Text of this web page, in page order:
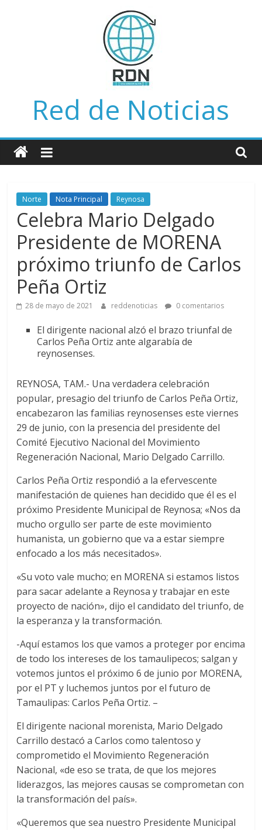
Red de Noticias
Norte Nota Principal Reynosa
Celebra Mario Delgado
Presidente de MORENA
próximo triunfo de Carlos
Peña Ortiz
28 de mayo de 2021 reddenoticias 0 comentarios
El dirigente nacional alzó el brazo triunfal de
Carlos Peña Ortiz ante algarabía de
reynosenses.
REYNOSA, TAM.- Una verdadera celebración
popular, presagio del triunfo de Carlos Peña Ortiz,
encabezaron las familias reynosenses este viernes
29 de junio, con la presencia del presidente del
Comité Ejecutivo Nacional del Movimiento
Regeneración Nacional, Mario Delgado Carrillo.
Carlos Peña Ortiz respondió a la efervescente
manifestación de quienes han decidido que él es el
próximo Presidente Municipal de Reynosa; «Nos da
mucho orgullo ser parte de este movimiento
humanista, un gobierno que va a estar siempre
enfocado a los más necesitados».
«Su voto vale mucho; en MORENA si estamos listos
para sacar adelante a Reynosa y trabajar en este
proyecto de nación», dijo el candidato del triunfo, de
la esperanza y la transformación.
-Aquí estamos los que vamos a proteger por encima
de todo los intereses de los tamaulipecos; salgan y
votemos juntos el próximo 6 de junio por MORENA,
por el PT y luchemos juntos por el futuro de
Tamaulipas: Carlos Peña Ortiz. –
El dirigente nacional morenista, Mario Delgado
Carrillo destacó a Carlos como talentoso y
comprometido el Movimiento Regeneración
Nacional, «de eso se trata, de que los mejores
liderazgos, las mejores causas se comprometan con
la transformación del país».
«Queremos que sea nuestro Presidente Municipal